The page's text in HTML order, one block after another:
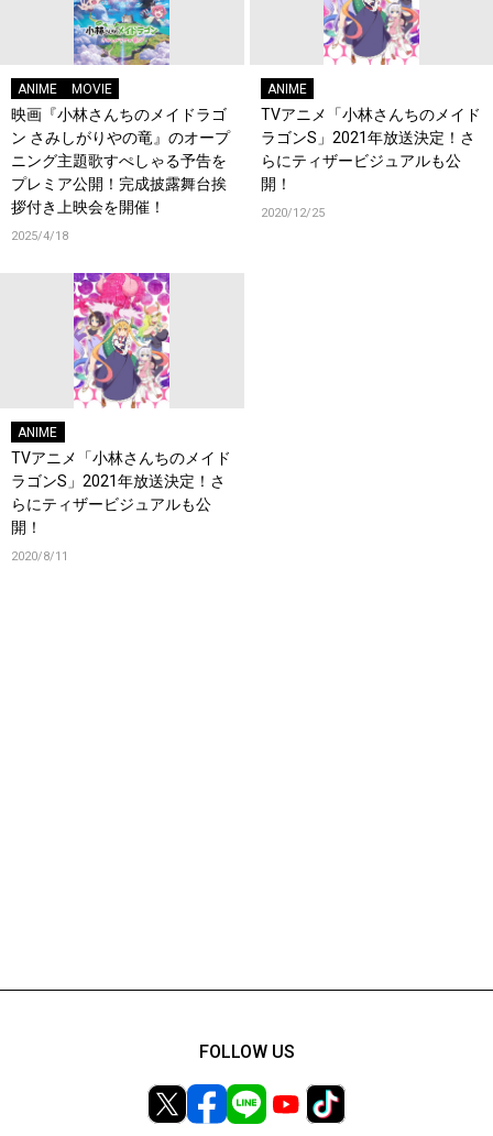
ANIME MOVIE
映画『小林さんちのメイドラゴ
ン さみしがりやの竜』のオープ
ニング主題歌すぺしゃる予告を
プレミア公開！完成披露舞台挨
拶付き上映会を開催！
2025/4/18
ANIME
TVアニメ「小林さんちのメイド
ラゴンS」2021年放送決定！さ
らにティザービジュアルも公
開！
2020/12/25
ANIME
TVアニメ「小林さんちのメイド
ラゴンS」2021年放送決定！さ
らにティザービジュアルも公
開！
2020/8/11
FOLLOW US